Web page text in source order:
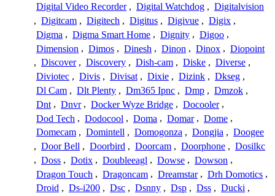
Digital Video Recorder , Digital Watchdog , Digitalvision
, Digitcam , Digitech , Digitus , Digivue , Digix ,
Digma , Digma Smart Home , Dignity , Digoo ,
Dimension , Dimos , Dinesh , Dinon , Dinox , Diopoint
, Discover , Discovery , Dish-cam , Diske , Diverse ,
Diviotec , Divis , Divisat , Dixie , Dizink , Dkseg ,
Dl Cam , Dlt Plenty , Dm365 Ipnc , Dmp , Dmzok ,
Dnt , Dnvr , Docker Wyze Bridge , Docooler ,
Dod Tech , Dodocool , Doma , Domar , Dome ,
Domecam , Domintell , Domogonza , Dongjia , Doogee
, Door Bell , Doorbird , Doorcam , Doorphone , Dosilkc
, Doss , Dotix , Doubleeagl , Dowse , Dowson ,
Dragon Touch , Dragoncam , Dreamstar , Drh Domotics ,
Droid , Ds-i200 , Dsc , Dsnny , Dsp , Dss , Ducki ,